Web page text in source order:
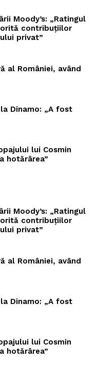
Moody’s: „Ratingul
contribuțiilor
privat”
al României, având
Dinamo: „A fost
lui Cosmin
hotărârea”
Moody’s: „Ratingul
contribuțiilor
privat”
al României, având
Dinamo: „A fost
lui Cosmin
hotărârea”